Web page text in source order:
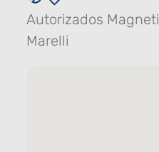
Autorizados Magneti
Marelli